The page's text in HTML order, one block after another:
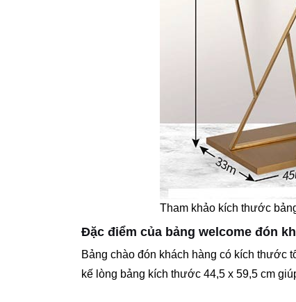
Tham khảo kích thước
Đặc điểm của bảng welcome đón
Bảng chào đón khách hàng có kích thước
kế lòng bảng kích thước 44,5 x 59,5 cm